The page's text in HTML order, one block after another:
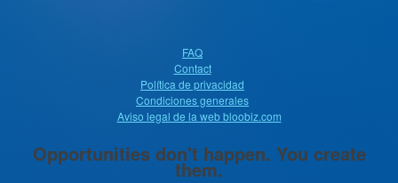
FAQ
Contact
Política de privacidad
Condiciones generales
Aviso legal de la web bloobiz.com
Opportunities don't happen. You create
them.